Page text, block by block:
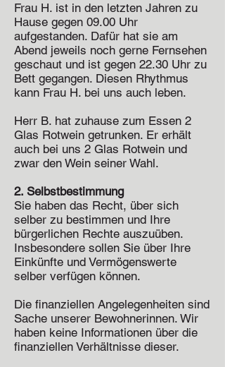
Frau H. ist in den letzten Jahren zu
Hause gegen 09.00 Uhr
aufgestanden. Dafür hat sie am
Abend jeweils noch gerne Fernsehen
geschaut und ist gegen 22.30 Uhr zu
Bett gegangen. Diesen Rhythmus
kann Frau H. bei uns auch leben.
Herr B. hat zuhause zum Essen 2
Glas Rotwein getrunken. Er erhält
auch bei uns 2 Glas Rotwein und
zwar den Wein seiner Wahl.
2. Selbstbestimmung
Sie haben das Recht, über sich
selber zu bestimmen und Ihre
bürgerlichen Rechte auszuüben.
Insbesondere sollen Sie über Ihre
Einkünfte und Vermögenswerte
selber verfügen können.
Die finanziellen Angelegenheiten sind
Sache unserer Bewohnerinnen. Wir
haben keine Informationen über die
finanziellen Verhältnisse dieser.